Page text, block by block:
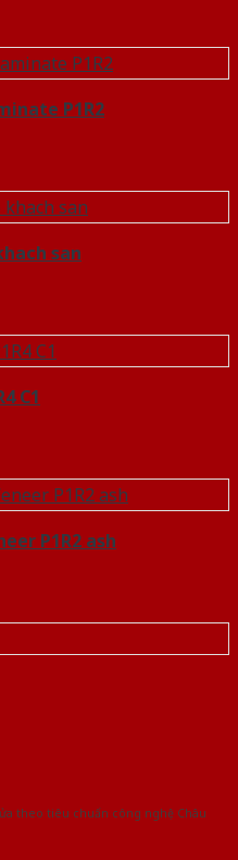
P1R2
san
C1
P1R2 ash
theo tiêu chuẩn công nghệ Châu